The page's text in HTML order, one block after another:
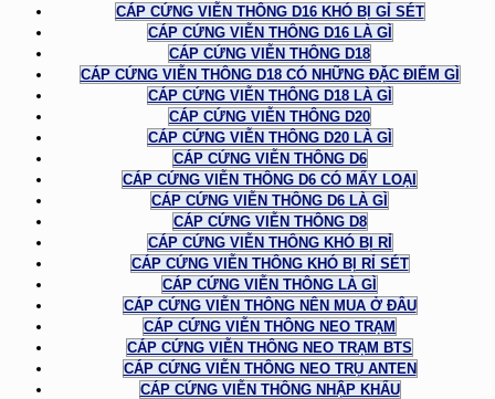
CÁP CỨNG VIỄN THÔNG D16 KHÓ BỊ GỈ SÉT
CÁP CỨNG VIỄN THÔNG D16 LÀ GÌ
CÁP CỨNG VIỄN THÔNG D18
CÁP CỨNG VIỄN THÔNG D18 CÓ NHỮNG ĐẶC ĐIỂM GÌ
CÁP CỨNG VIỄN THÔNG D18 LÀ GÌ
CÁP CỨNG VIỄN THÔNG D20
CÁP CỨNG VIỄN THÔNG D20 LÀ GÌ
CÁP CỨNG VIỄN THÔNG D6
CÁP CỨNG VIỄN THÔNG D6 CÓ MẤY LOẠI
CÁP CỨNG VIỄN THÔNG D6 LÀ GÌ
CÁP CỨNG VIỄN THÔNG D8
CÁP CỨNG VIỄN THÔNG KHÓ BỊ RỈ
CÁP CỨNG VIỄN THÔNG KHÓ BỊ RỈ SÉT
CÁP CỨNG VIỄN THÔNG LÀ GÌ
CÁP CỨNG VIỄN THÔNG NÊN MUA Ở ĐÂU
CÁP CỨNG VIỄN THÔNG NEO TRẠM
CÁP CỨNG VIỄN THÔNG NEO TRẠM BTS
CÁP CỨNG VIỄN THÔNG NEO TRỤ ANTEN
CÁP CỨNG VIỄN THÔNG NHẬP KHẨU